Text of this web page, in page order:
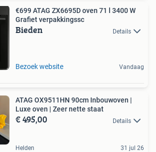
€699 ATAG ZX6695D oven 71 l 3400 W
Grafiet verpakkingssc
Bieden Details
Bezoek website Vandaag
ATAG OX9511HN 90cm Inbouwoven |
Luxe oven | Zeer nette staat
€ 495,00 Details
Helden 31 jul 26